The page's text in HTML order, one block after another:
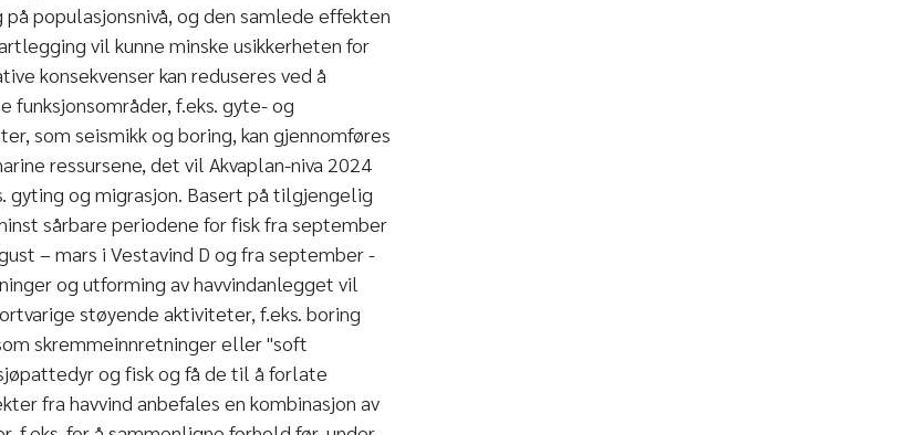
populasjonsnivå, og den samlede effekten
vil kunne minske usikkerheten for
konsekvenser kan reduseres ved å
funksjonsområder, f.eks. gyte- og
som seismikk og boring, kan gjennomføres
ressursene, det vil Akvaplan-niva 2024
gyting og migrasjon. Basert på tilgjengelig
sårbare periodene for fisk fra september
– mars i Vestavind D og fra september -
og utforming av havvindanlegget vil
støyende aktiviteter, f.eks. boring
skremmeinnretninger eller "soft
og fisk og få de til å forlate
fra havvind anbefales en kombinasjon av